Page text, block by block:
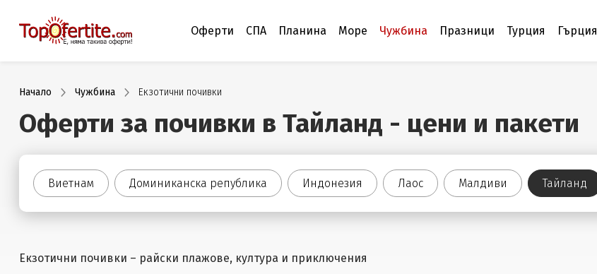
Оферти СПА Планина Море Чужбина Празници Турция Гърция
Начало Чужбина Екзотични почивки
Оферти за почивки в Тайланд - цени и пакети
Виетнам Доминиканска република Индонезия Лаос Малдиви Тайланд
Екзотични почивки – райски плажове, култура и приключения